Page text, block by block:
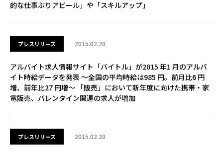
的な仕事ぶりアピール」や「スキルアップ」
プレスリリース 2015.02.20
アルバイト求人情報サイト「バイトル」が2015 年1 月のアルバ
イト時給データを発表 ～全国の平均時給は985 円。前月比6 円
増、前年比27 円増～ 「販売」において新年度に向けた携帯・家
電販売、バレンタイン関連の求人が増加
プレスリリース 2015.02.20